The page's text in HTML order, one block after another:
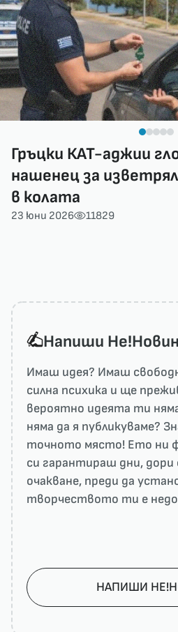
Гръцки КАТ-аджии
нашенец за
в колата
23 юни 2026 11829
Напиши
Имаш идея? Имаш
силна психика и ще
вероятно идеята ти
няма да я публикуваме?
точното място! Ето ни
си гарантираш дни, дори
очакване, преди да
творчеството ти е
НАПИШИ